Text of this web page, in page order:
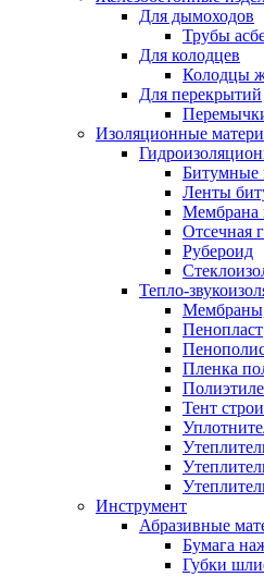
Для дымоходов
Трубы
Для колодцев
Колодцы
Для перекрытий
Изоляционные
Битумные
Ленты
Мембрана
Отсечная
Рубероид
Тепло-
Пенопласт
Пленка
Тент
Инструмент
Абразивные
Бумага
Губки